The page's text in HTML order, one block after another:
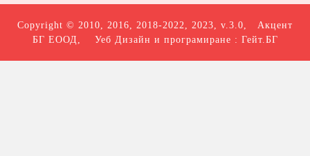
Copyright © 2010, 2016, 2018-2022, 2023, v.3.0, Акцент
БГ ЕООД , Уеб Дизайн и програмиране : Гейт.БГ